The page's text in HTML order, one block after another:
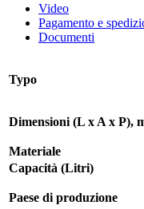
Video
Pagamento e
Documenti
Typo
Dimensioni (L x A x P),
Materiale
Capacità (Litri)
Paese di produzione